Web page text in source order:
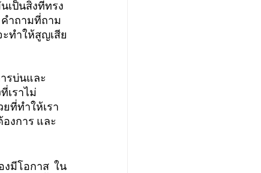
เป็นสิ่งที่ทรง
คำถามที่ถาม
ะทำให้สูญเสีย
รบ่นและ
เราไม่
ยที่ทำให้เรา
งการ และ
มีโอกาส  ใน